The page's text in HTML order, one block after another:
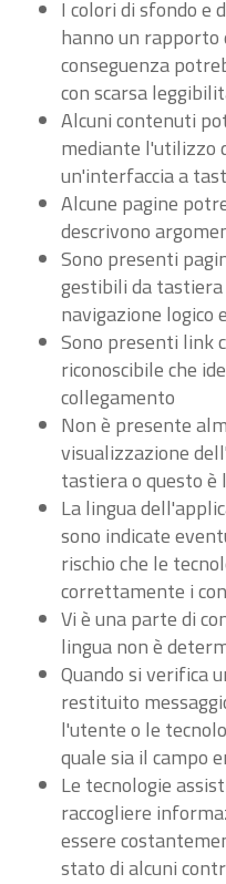
I colori di sfondo e
hanno un
conseguenza
con scarsa
Alcuni contenuti
mediante l'utilizzo
un'interfaccia a
Alcune pagine
descrivono
Sono presenti
gestibili da tastiera
navigazione logico
Sono presenti link
riconoscibile che
collegamento
Non è presente
visualizzazione
tastiera o questo
La lingua
sono indicate
rischio che le
correttamente i
Vi è una parte di
lingua non è
Quando si verifica
restituito
l'utente o le
quale sia il campo
Le tecnologie
raccogliere
essere
stato di alcuni